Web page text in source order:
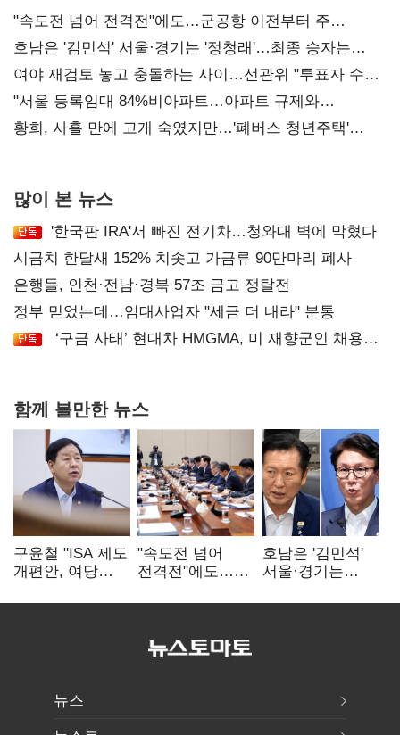
"속도전 넘어 전격전"에도…군공항 이전부터 주
52시간까지 '뇌관'
호남은 '김민석' 서울·경기는 '정청래'…최종 승자는
'안갯속'
여야 재검토 놓고 충돌하는 사이…선관위 "투표자 수
오차 당연"
"서울 등록임대 84%비아파트…아파트 규제와
달리해야"
황희, 사흘 만에 고개 숙였지만…'폐버스 청년주택'
많이 본 뉴스
'한국판 IRA'서 빠진 전기차…청와대 벽에 막혔다
시금치 한달새 152% 치솟고 가금류 90만마리 폐사
은행들, 인천·전남·경북 57조 금고 쟁탈전
정부 믿었는데…임대사업자 "세금 더 내라" 분통
‘구금 사태’ 현대차 HMGMA, 미 재향군인 채용
함께 볼만한 뉴스
구윤철 "ISA 제도
개편안, 여당
제도 보완 적극
"속도전 넘어
전격전"에도…
주 52시간까지
호남은 '김민석'
서울·경기는
승자는 '안갯속'
뉴스